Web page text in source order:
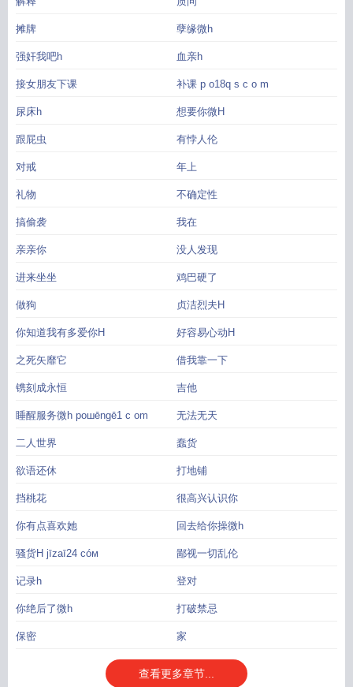
摊牌 孽缘微h
强奸我吧h 血亲h
接女朋友下课 补课 p o18q s c o m
尿床h 想要你微H
跟屁虫 有悖人伦
对戒 年上
礼物 不确定性
搞偷袭 我在
亲亲你 没人发现
进来坐坐 鸡巴硬了
做狗 贞洁烈夫H
你知道我有多爱你H 好容易心动H
之死矢靡它 借我靠一下
镌刻成永恒 吉他
睡醒服务微h poшēngē1 c om 无法无天
二人世界 蠢货
欲语还休 打地铺
挡桃花 很高兴认识你
你有点喜欢她 回去给你操微h
骚货H jīzaī24 cóм 鄙视一切乱伦
记录h 登对
你绝后了微h 打破禁忌
保密 家
查看更多章节...